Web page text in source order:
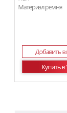
Материал ремня
Добавить в
Купить в